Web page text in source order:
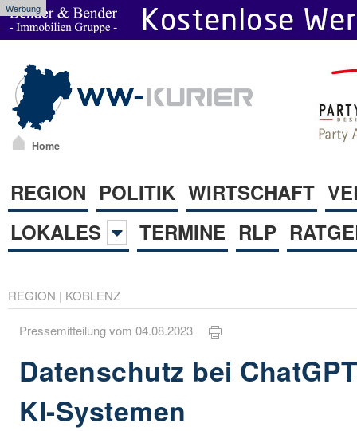
Werbung
Home
REGION POLITIK WIRTSCHAFT
LOKALES
TERMINE RLP
REGION | KOBLENZ
Pressemitteilung vom 04.08.2023
Datenschutz bei
KI-Systemen